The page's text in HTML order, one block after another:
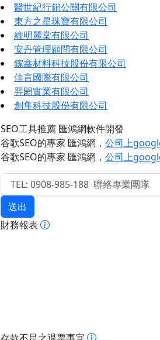
醫世紀行銷公關有限公司
東方之星珠寶有限公司
維明麗棠有限公司
安丹管理顧問有限公司
鎵鑫材料科技股份有限公司
佳言國際有限公司
羿閎實業有限公司
創隼科技股份有限公司
SEO工具推薦 匯鴻網軟件開發
谷歌SEO的專家 匯鴻網 ， 公司上
谷歌SEO的專家 匯鴻網 ， 公司上
送出
財務報表